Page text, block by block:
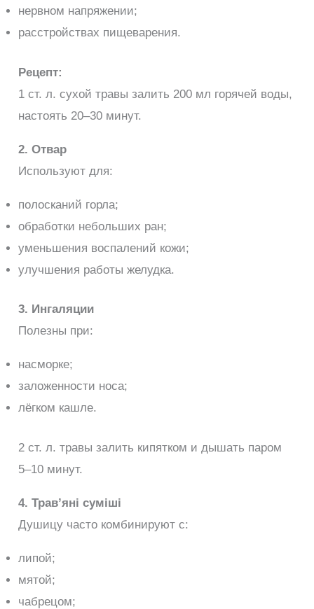
нервном напряжении;
расстройствах пищеварения.
Рецепт:
1 ст. л. сухой травы залить 200 мл горячей воды,
настоять 20–30 минут.
2. Отвар
Используют для:
полосканий горла;
обработки небольших ран;
уменьшения воспалений кожи;
улучшения работы желудка.
3. Ингаляции
Полезны при:
насморке;
заложенности носа;
лёгком кашле.
2 ст. л. травы залить кипятком и дышать паром
5–10 минут.
4. Трав’яні суміші
Душицу часто комбинируют с:
липой;
мятой;
чабрецом;